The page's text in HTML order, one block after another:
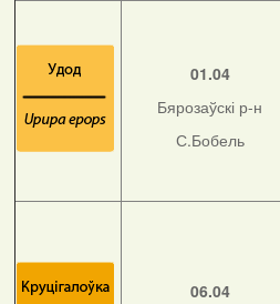
01.04
Бярозаўскі р-н
С.Бобель
06.04